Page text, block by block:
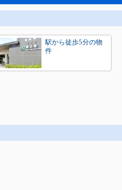
駅から徒歩5分の物
件